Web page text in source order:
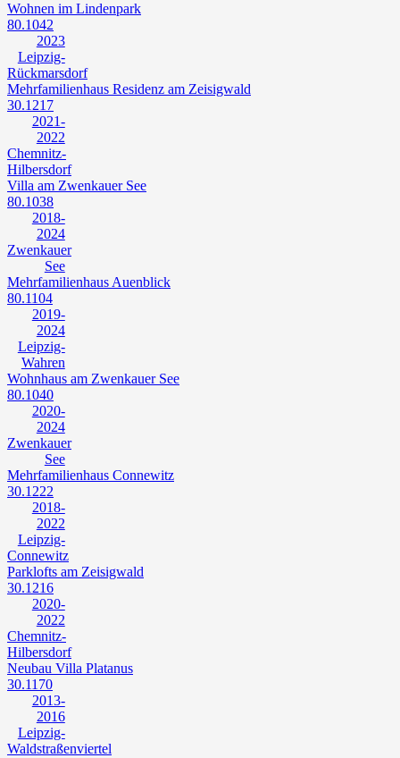
Wohnen im Lindenpark
80.1042
2023
Leipzig-
Rückmarsdorf
Mehrfamilienhaus Residenz am Zeisigwald
30.1217
2021-
2022
Chemnitz-
Hilbersdorf
Villa am Zwenkauer See
80.1038
2018-
2024
Zwenkauer
See
Mehrfamilienhaus Auenblick
80.1104
2019-
2024
Leipzig-
Wahren
Wohnhaus am Zwenkauer See
80.1040
2020-
2024
Zwenkauer
See
Mehrfamilienhaus Connewitz
30.1222
2018-
2022
Leipzig-
Connewitz
Parklofts am Zeisigwald
30.1216
2020-
2022
Chemnitz-
Hilbersdorf
Neubau Villa Platanus
30.1170
2013-
2016
Leipzig-
Waldstraßenviertel